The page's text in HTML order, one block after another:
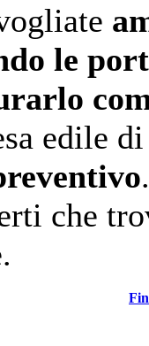
le
edile
.
che